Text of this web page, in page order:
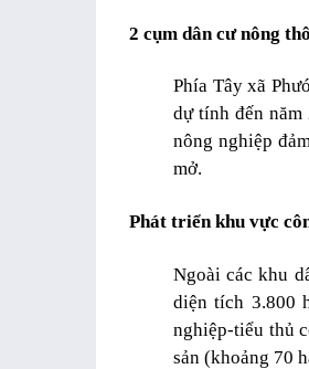
2 cụm dân cư nông
Phía Tây xã
dự tính đến
nông nghiệp
mở.
Phát triển khu vực
Ngoài các khu
diện tích 3.800
nghiệp-tiểu thủ
sản (khoảng 70